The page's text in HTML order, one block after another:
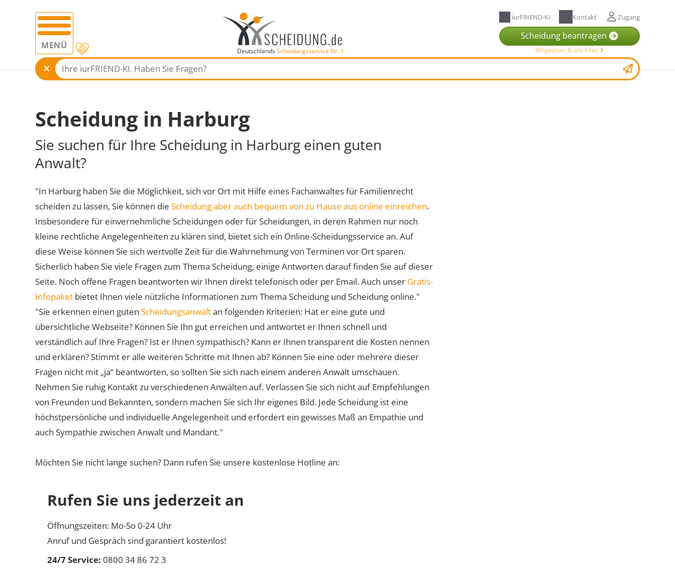
MENÜ DeutschlandsScheidungsservice Nr. 1
iurFRIEND-KI Kontakt Zugang
Scheidung beantragen
Wegweiser & alle Infos
Scheidung in Harburg
Sie suchen für Ihre Scheidung in Harburg einen guten
Anwalt?
"In Harburg haben Sie die Möglichkeit, sich vor Ort mit Hilfe eines Fachanwaltes für Familienrecht
scheiden zu lassen, Sie können die Scheidung aber auch bequem von zu Hause aus online einreichen.
Insbesondere für einvernehmliche Scheidungen oder für Scheidungen, in deren Rahmen nur noch
kleine rechtliche Angelegenheiten zu klären sind, bietet sich ein Online-Scheidungsservice an. Auf
diese Weise können Sie sich wertvolle Zeit für die Wahrnehmung von Terminen vor Ort sparen.
Sicherlich haben Sie viele Fragen zum Thema Scheidung, einige Antworten darauf finden Sie auf dieser
Seite. Noch offene Fragen beantworten wir Ihnen direkt telefonisch oder per Email. Auch unser Gratis-
Infopaket bietet Ihnen viele nützliche Informationen zum Thema Scheidung und Scheidung online."
"Sie erkennen einen guten Scheidungsanwaltan folgenden Kriterien: Hat er eine gute und
übersichtliche Webseite? Können Sie Ihn gut erreichen und antwortet er Ihnen schnell und
verständlich auf Ihre Fragen? Ist er Ihnen sympathisch? Kann er Ihnen transparent die Kosten nennen
und erklären? Stimmt er alle weiteren Schritte mit Ihnen ab? Können Sie eine oder mehrere dieser
Fragen nicht mit „ja“ beantworten, so sollten Sie sich nach einem anderen Anwalt umschauen.
Nehmen Sie ruhig Kontakt zu verschiedenen Anwälten auf. Verlassen Sie sich nicht auf Empfehlungen
von Freunden und Bekannten, sondern machen Sie sich Ihr eigenes Bild. Jede Scheidung ist eine
höchstpersönliche und individuelle Angelegenheit und erfordert ein gewisses Maß an Empathie und
auch Sympathie zwischen Anwalt und Mandant."
Möchten Sie nicht lange suchen? Dann rufen Sie unsere kostenlose Hotline an:
Rufen Sie uns jederzeit an
Öffnungszeiten: Mo-So 0-24 Uhr
Anruf und Gespräch sind garantiert kostenlos!
24/7 Service: 0800 34 86 72 3